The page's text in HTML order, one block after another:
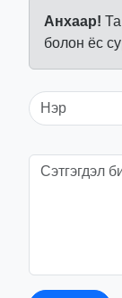
Анхаар!
болон ёс